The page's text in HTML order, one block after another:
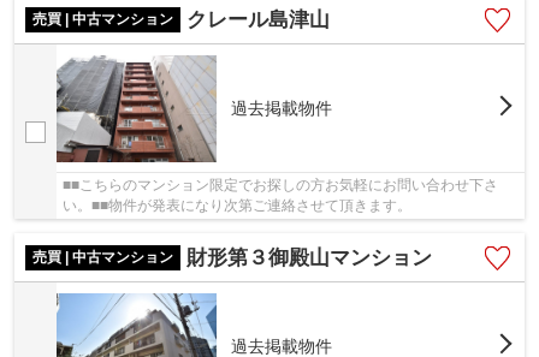
売買 | 中古マンション
クレール島津山
過去掲載物件
■■こちらのマンション限定でお探しの方お気軽にお問い合わせ下さ
い。■■物件が発表になり次第ご連絡させて頂きます。
売買 | 中古マンション 財形第３御殿山マンション
過去掲載物件